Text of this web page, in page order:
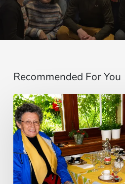
Recommended For You
Cardinal
Camillo
Ruini
un
«
pasteur